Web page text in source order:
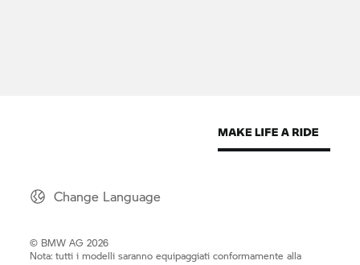
Change Language
© BMW AG 2026
Nota: tutti i modelli saranno equipaggiati conformamente alla